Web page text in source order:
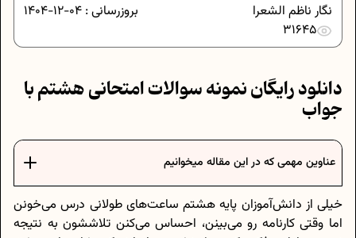
بروزرسانی : 04-12-1404
نگار ناظم الشعرا
31645
دانلود رایگان نمونه سوالات امتحانی هشتم با
جواب
عناوین مهمی که در این مقاله میخوانیم
خیلی از دانش‌آموزان پایه هشتم ساعت‌های طولانی درس می‌خونن
اما وقتی کارنامه رو می‌بینن، احساس می‌کنن تلاششون به نتیجه